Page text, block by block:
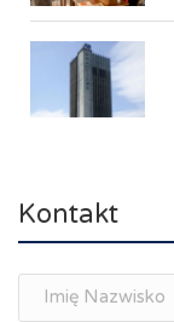
Kontakt